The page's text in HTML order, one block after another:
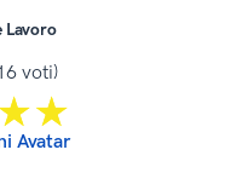
Lavoro
voti)